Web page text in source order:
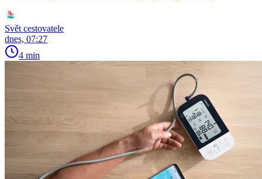
Svět cestovatele
dnes, 07:27
4 min